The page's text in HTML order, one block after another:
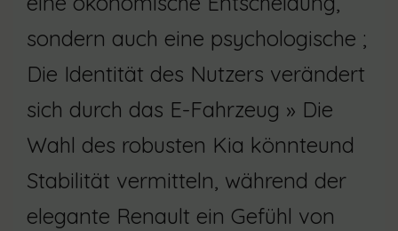
sondern auch eine psychologische ;
Die Identität des Nutzers verändert
sich durch das E-Fahrzeug » Die
Wahl des robusten Kia könnteund
Stabilität vermitteln, während der
elegante Renault ein Gefühl von